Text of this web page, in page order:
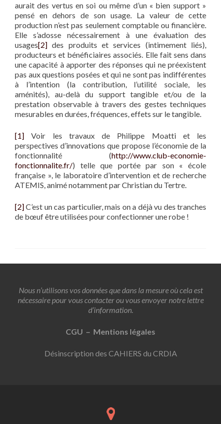
aurait des vertus en soi ou même d’un « bien support »
pensé en dehors de son usage. La valeur de cette
production n’est pas seulement comptable ou financière.
Elle s’adosse nécessairement à une évaluation des
usages[2] des produits et services (intimement liés),
producteurs et bénéficiaires associés. Elle fait sens dans
une capacité à apporter des réponses qui ne préexistent
pas aux questions posées et qui ne sont pas indifférentes
à l’intention (la contribution, l’utilité sociale, les
aménités), au-delà du support tangible et/ou de la
prestation observable à travers des gestes techniques
mesurables en durées, fréquences, effets sur le tangible.
[1] Voir les travaux de Philippe Moatti et les
perspectives d’innovations que propose l’économie de la
fonctionnalité (http://www.club-economie-
fonctionnalite.fr/) telle que portée par son « école
française », le laboratoire d’intervention et de recherche
ATEMIS, animé notamment par Christian du Tertre.
[2]C’est un cas particulier, mais on a déjà vu des tranches
de bœuf être utilisées pour confectionner une robe !
Nous n’utilisons vos données que dans la mesure où cela est
nécessaire pour vous contacter ou vous envoyer notre lettre
d’information.
CGU – Mentions légales
Désinscription des CAHIERS du CRDIA